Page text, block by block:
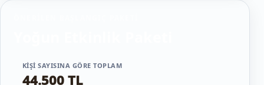
KIŞI SAYISINA GÖRE TOPLAM
44.500 TL